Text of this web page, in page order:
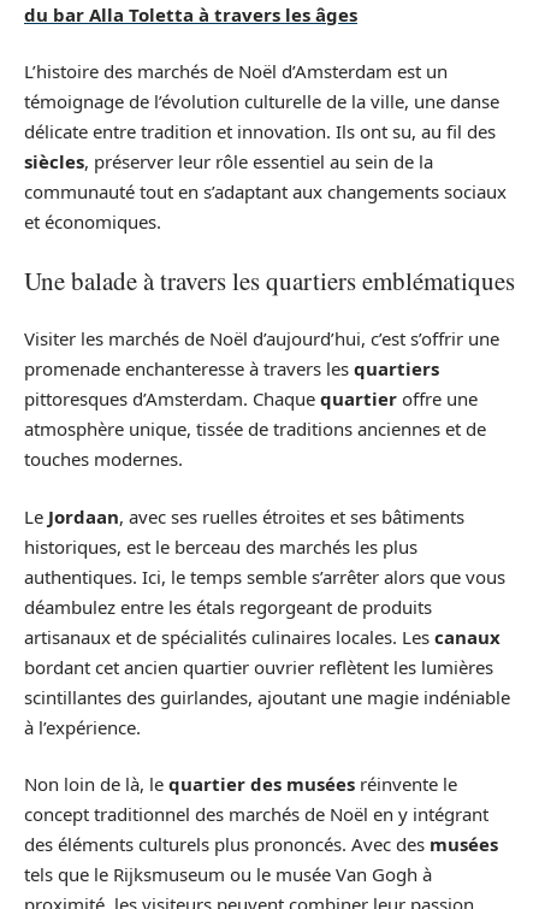
du bar Alla Toletta à travers les âges
L’histoire des marchés de Noël d’Amsterdam est un
témoignage de l’évolution culturelle de la ville, une danse
délicate entre tradition et innovation. Ils ont su, au fil des
siècles, préserver leur rôle essentiel au sein de la
communauté tout en s’adaptant aux changements sociaux
et économiques.
Une balade à travers les quartiers emblématiques
Visiter les marchés de Noël d’aujourd’hui, c’est s’offrir une
promenade enchanteresse à travers les quartiers
pittoresques d’Amsterdam. Chaque quartier offre une
atmosphère unique, tissée de traditions anciennes et de
touches modernes.
Le Jordaan, avec ses ruelles étroites et ses bâtiments
historiques, est le berceau des marchés les plus
authentiques. Ici, le temps semble s’arrêter alors que vous
déambulez entre les étals regorgeant de produits
artisanaux et de spécialités culinaires locales. Les canaux
bordant cet ancien quartier ouvrier reflètent les lumières
scintillantes des guirlandes, ajoutant une magie indéniable
à l’expérience.
Non loin de là, le quartier des musées réinvente le
concept traditionnel des marchés de Noël en y intégrant
des éléments culturels plus prononcés. Avec des musées
tels que le Rijksmuseum ou le musée Van Gogh à